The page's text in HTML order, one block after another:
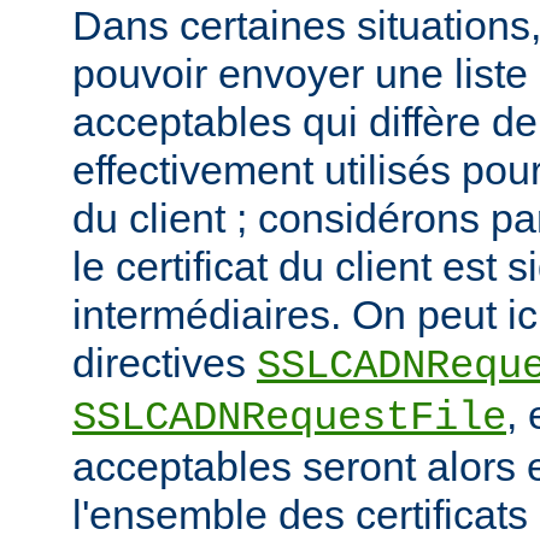
Dans certaines
pouvoir envoyer une
acceptables qui diffère
effectivement utilisés
du client ; considérons
le certificat du client est
intermédiaires. On peut
directives
SSLCADNRequestFile,
acceptables seront alors
l'ensemble des